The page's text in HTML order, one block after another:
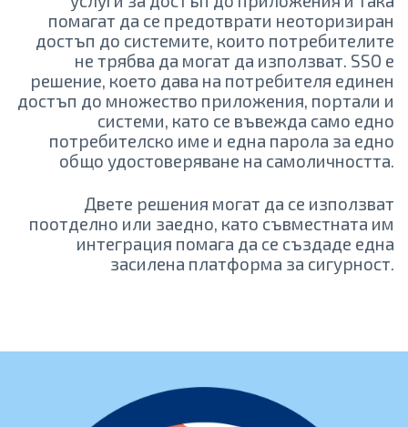
помагат да се предотврати неоторизиран
достъп до системите, които потребителите
не трябва да могат да използват. SSO е
решение, което дава на потребителя единен
достъп до множество приложения, портали и
системи, като се въвежда само едно
потребителско име и една парола за едно
общо удостоверяване на самоличността.
Двете решения могат да се използват
поотделно или заедно, като съвместната им
интеграция помага да се създаде една
засилена платформа за сигурност.